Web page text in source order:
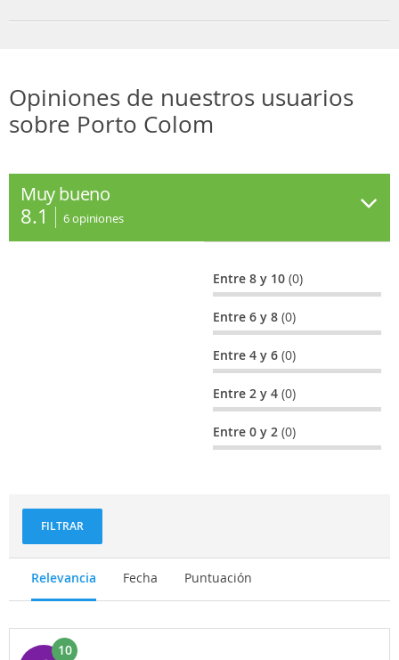
Opiniones de nuestros usuarios
sobre Porto Colom
Muy bueno
8.1 6opiniones
Entre 8 y 10(0)
Entre 6 y 8(0)
Entre 4 y 6(0)
Entre 2 y 4(0)
Entre 0 y 2(0)
FILTRAR
Relevancia Fecha Puntuación
10